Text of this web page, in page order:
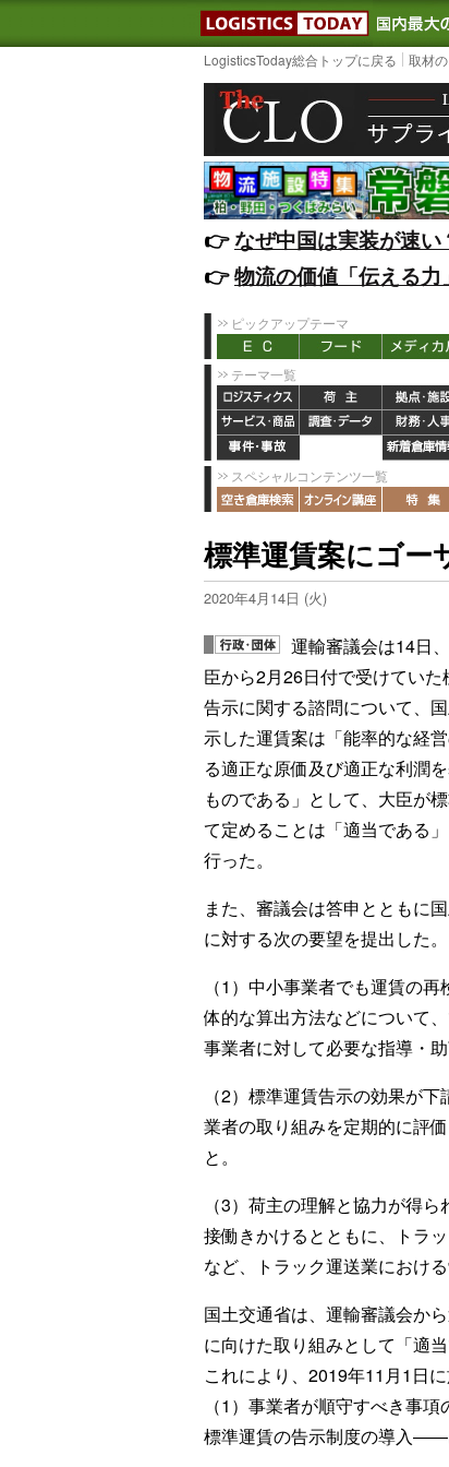
LogisticsToday総合トップに戻る 取材
👉️なぜ中国は実装が速
👉️物流の価値「伝える
ピックアップテーマ
テーマ一覧
スペシャルコンテンツ一覧
標準運賃案にゴー
2020年4月14日 (火)
運輸審議会は14日
臣から2月26日付で受けていた
告示に関する諮問について、
示した運賃案は「能率的な経
る適正な原価及び適正な利潤
ものである」として、大臣が
て定めることは「適当である
行った。
また、審議会は答申とともに
に対する次の要望を提出した。
（1）中小事業者でも運賃の
体的な算出方法などについて
事業者に対して必要な指導・助
（2）標準運賃告示の効果が
業者の取り組みを定期的に評
と。
（3）荷主の理解と協力が得
接働きかけるとともに、トラ
など、トラック運送業におけ
国土交通省は、運輸審議会か
に向けた取り組みとして「適
これにより、2019年11月1日
（1）事業者が順守すべき事
標準運賃の告示制度の導入――